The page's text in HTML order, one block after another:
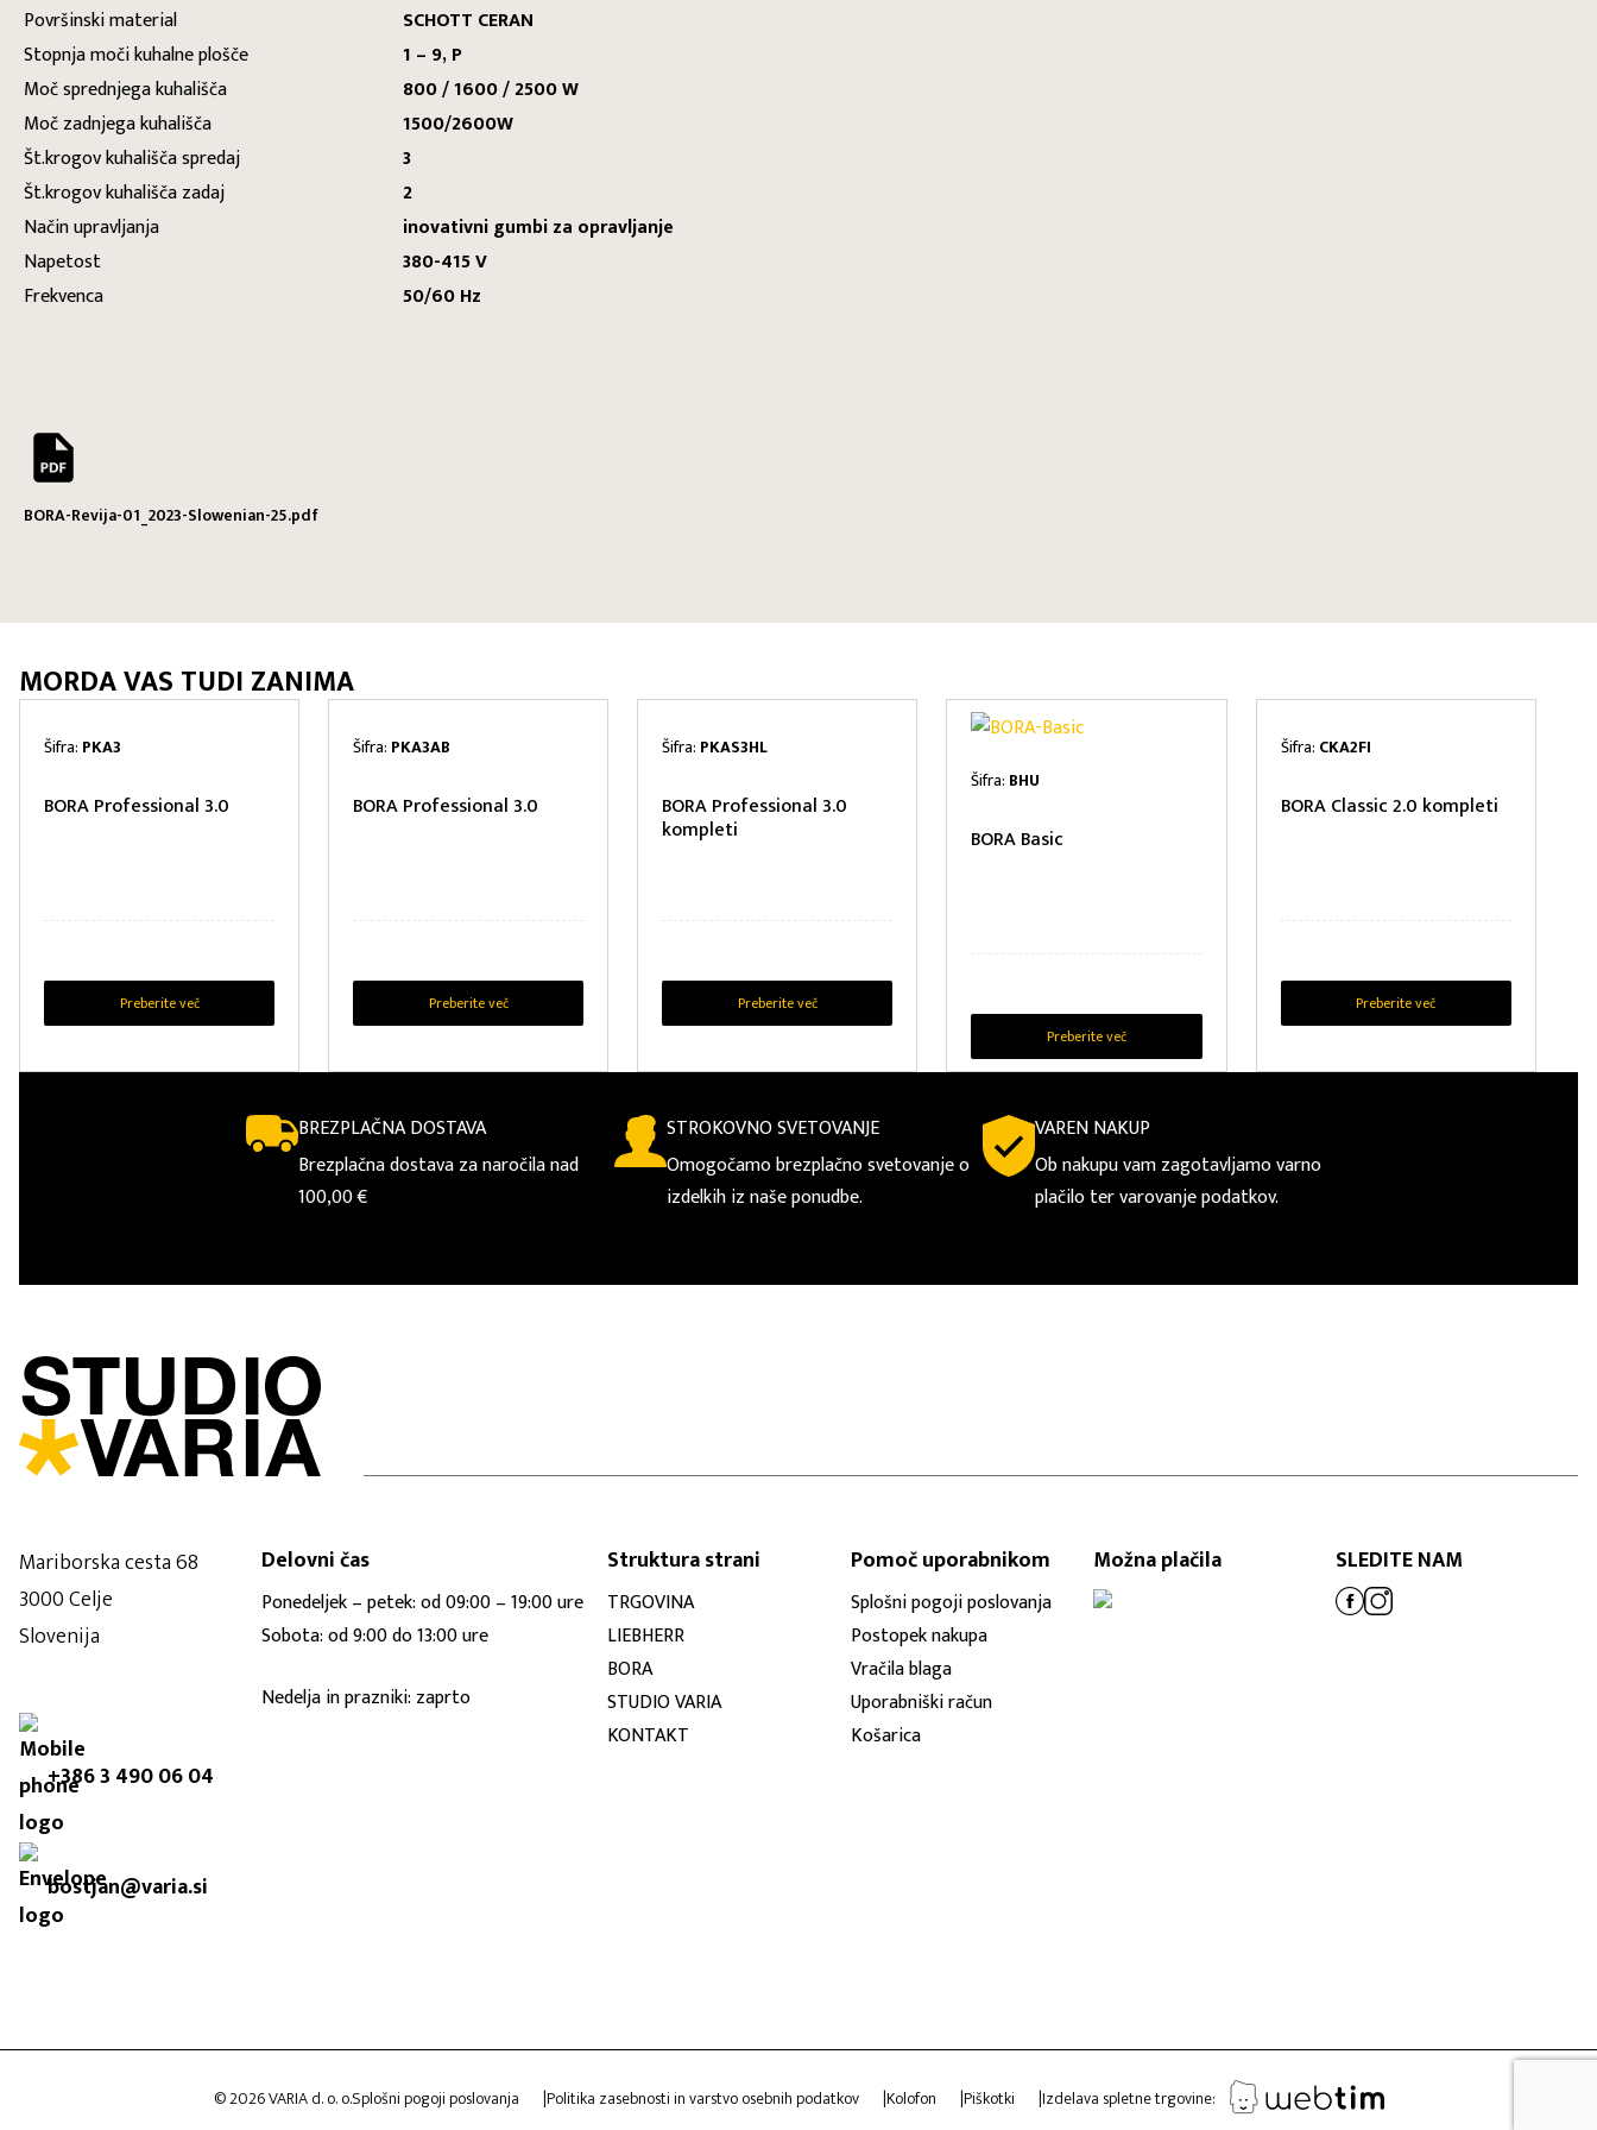
Površinski material
SCHOTT CERAN
Stopnja moči kuhalne plošče
1 – 9, P
Moč sprednjega kuhališča
800 / 1600 / 2500 W
Moč zadnjega kuhališča
1500/2600W
Št.krogov kuhališča spredaj
3
Št.krogov kuhališča zadaj
2
Način upravljanja
inovativni gumbi za opravljanje
Napetost
380-415 V
Frekvenca
50/60 Hz
BORA-Revija-01_2023-Slowenian-25.pdf
MORDA VAS TUDI ZANIMA
Šifra: PKA3
BORA Professional 3.0
Preberite več
Šifra: PKA3AB
BORA Professional 3.0
Preberite več
Šifra: PKAS3HL
BORA Professional 3.0
kompleti
Preberite več
Šifra: BHU
BORA Basic
Preberite več
Šifra: CKA2FI
BORA Classic 2.0 kompleti
Preberite več
BREZPLAČNA DOSTAVA
Brezplačna dostava za naročila nad
100,00 €
STROKOVNO SVETOVANJE
Omogočamo brezplačno svetovanje o
izdelkih iz naše ponudbe.
VAREN NAKUP
Ob nakupu vam zagotavljamo varno
plačilo ter varovanje podatkov.
Mariborska cesta 68
3000 Celje
Slovenija
+386 3 490 06 04
bostjan@varia.si
Delovni čas
Ponedeljek – petek: od 09:00 – 19:00 ure
Sobota: od 9:00 do 13:00 ure
Nedelja in prazniki: zaprto
Struktura strani
TRGOVINA
LIEBHERR
BORA
STUDIO VARIA
KONTAKT
Pomoč uporabnikom
Splošni pogoji poslovanja
Postopek nakupa
Vračila blaga
Uporabniški račun
Košarica
Možna plačila SLEDITE NAM
© 2026 VARIA d. o. o.Splošni pogoji poslovanja Politika zasebnosti in varstvo osebnih podatkov Kolofon Piškotki Izdelava spletne trgovine: